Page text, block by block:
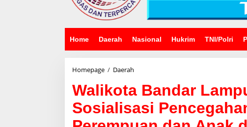
Home Daerah Nasional Hukrim TNI/Polri
Homepage / Daerah
Lampung
Membuka
Sosialisasi
Pencegahan
Kekerasan
Walikota Bandar
Sosialisasi